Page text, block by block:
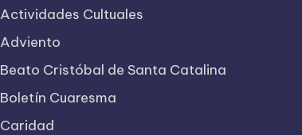
Actividades Cultuales
Adviento
Beato Cristóbal de Santa Catalina
Boletín Cuaresma
Caridad